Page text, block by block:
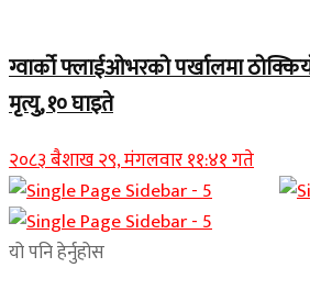
ग्वार्को फ्लाईओभरको पर्खालमा
मृत्यु, १० घाइते
२०८३ बैशाख २९, मंगलवार ११:४१ गते
यो पनि हेर्नुहोस